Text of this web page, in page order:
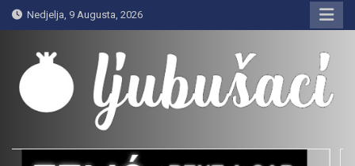
Skip
to
content
Nedjelja, 9 Augusta, 2026
Ljubušaci
Svom voljenom gradu